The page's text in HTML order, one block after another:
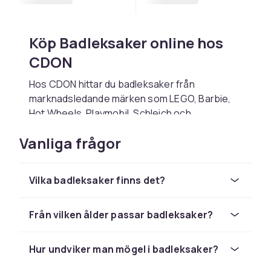
Köp Badleksaker online hos
CDON
Hos CDON hittar du badleksaker från
marknadsledande märken som LEGO, Barbie,
Hot Wheels, Playmobil, Schleich och
Oavsett om du letar efter en present till ett
barn, vill fylla på lekrummet eller söker det
oss.
intressen och den typ av lek du vill stimulera.
förpackningen – den finns av säkerhets­skäl.
Vanliga frågor
Vilka badleksaker finns det?
Från vilken ålder passar badleksaker?
Hur undviker man mögel i badleksaker?